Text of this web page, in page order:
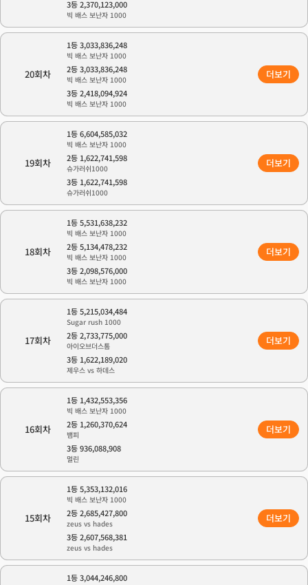
3등 2,370,123,000
빅 배스 보난자 1000
20회차
1등 3,033,836,248
빅 배스 보난자 1000
2등 3,033,836,248
빅 배스 보난자 1000
3등 2,418,094,924
빅 배스 보난자 1000
더보기
19회차
1등 6,604,585,032
빅 배스 보난자 1000
2등 1,622,741,598
슈가러쉬1000
3등 1,622,741,598
슈가러쉬1000
더보기
18회차
1등 5,531,638,232
빅 배스 보난자 1000
2등 5,134,478,232
빅 배스 보난자 1000
3등 2,098,576,000
빅 배스 보난자 1000
더보기
17회차
1등 5,215,034,484
Sugar rush 1000
2등 2,733,775,000
아이오브더스톰
3등 1,622,189,020
제우스 vs 하데스
더보기
16회차
1등 1,432,553,356
빅 배스 보난자 1000
2등 1,260,370,624
뱀피
3등 936,088,908
멀린
더보기
15회차
1등 5,353,132,016
빅 배스 보난자 1000
2등 2,685,427,800
zeus vs hades
3등 2,607,568,381
zeus vs hades
더보기
1등 3,044,246,800